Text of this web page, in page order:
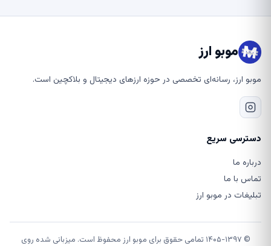
موبو ارز
موبو ارز، رسانه‌ای تخصصی در حوزه ارزهای دیجیتال و بلاکچین است.
دسترسی سریع
درباره ما
تماس با ما
تبلیغات در موبو ارز
© ۱۴۰۵-۱۳۹۷ تمامی حقوق برای موبو ارز محفوظ است. میزبانی شده روی